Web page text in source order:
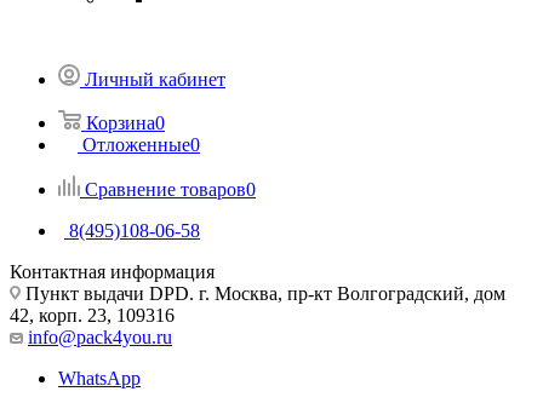
Личный кабинет
Корзина0
Отложенные0
Сравнение товаров0
8(495)108-06-58
Контактная информация
Пункт выдачи DPD. г. Москва, пр-кт Волгоградский, дом
42, корп. 23, 109316
info@pack4you.ru
WhatsApp